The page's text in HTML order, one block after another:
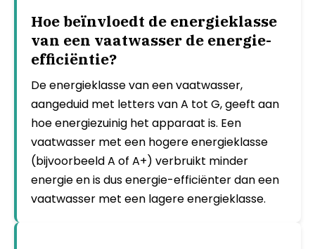
Hoe beïnvloedt de energieklasse
van een vaatwasser de energie-
efficiëntie?
De energieklasse van een vaatwasser,
aangeduid met letters van A tot G, geeft aan
hoe energiezuinig het apparaat is. Een
vaatwasser met een hogere energieklasse
(bijvoorbeeld A of A+) verbruikt minder
energie en is dus energie-efficiënter dan een
vaatwasser met een lagere energieklasse.